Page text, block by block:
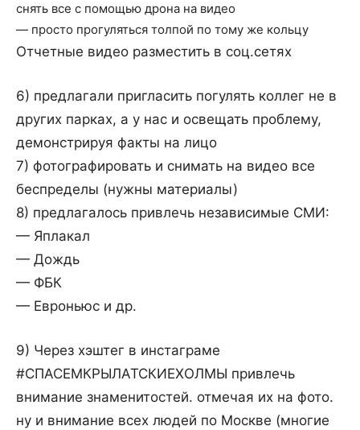
снять все с помощью дрона на видео
— просто прогуляться толпой по тому же кольцу
Отчетные видео разместить в соц.сетях
6) предлагали пригласить погулять коллег не в
других парках, а у нас и освещать проблему,
демонстрируя факты на лицо
7) фотографировать и снимать на видео все
беспределы (нужны материалы)
8) предлагалось привлечь независимые СМИ:
— Яплакал
— Дождь
— ФБК
— Евроньюс и др.
9) Через хэштег в инстаграме
#СПАСЕМКРЫЛАТСКИЕХОЛМЫ привлечь
внимание знаменитостей. отмечая их на фото.
ну и внимание всех людей по Москве (многие